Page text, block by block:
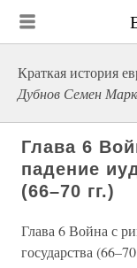
Краткая история
Дубнов Семен
Глава 6
падение
(66–70 гг.)
Глава 6 Война с
государства